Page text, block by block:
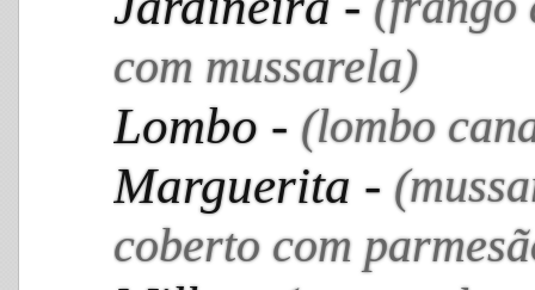
com mussarela)
Lombo - (lombo
Marguerita -
coberto com